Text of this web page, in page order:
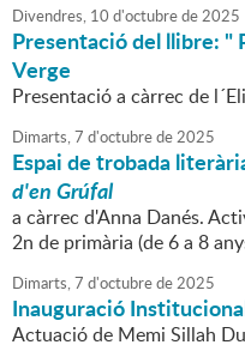
Divendres, 10 d'octubrede2025
Presentació del llibre:
Verge
Presentació a càrrec de
Dimarts,7 d'octubrede2025
Espai de trobada
d'en Grúfal
a càrrec d'Anna Danés.
2n de primària (de 6 a 8
Dimarts,7 d'octubrede2025
Inauguració
Actuació de Memi Sillah